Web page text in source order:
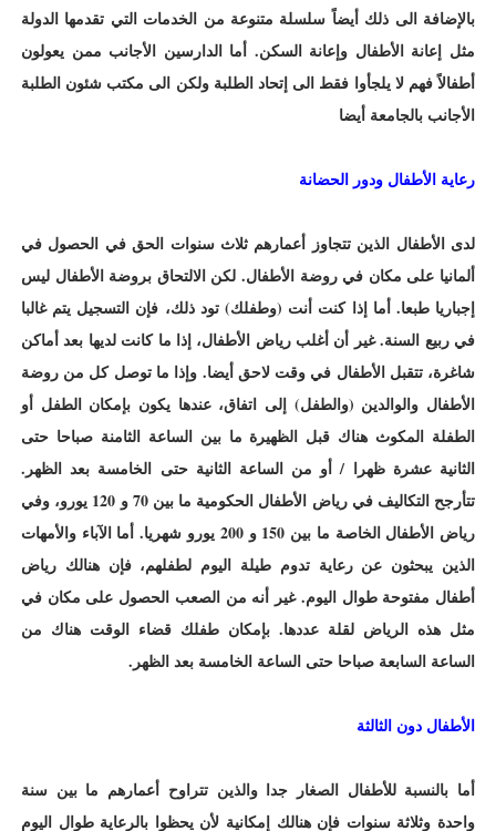
بالإضافة الى ذلك أيضاً سلسلة متنوعة من الخدمات التي تقدمها الدولة
مثل إعانة الأطفال وإعانة السكن. أما الدارسين الأجانب ممن يعولون
أطفالاً فهم لا يلجأوا فقط الى إتحاد الطلبة ولكن الى مكتب شئون الطلبة
الأجانب بالجامعة أيضا
رعاية الأطفال ودور الحضانة
لدى الأطفال الذين تتجاوز أعمارهم ثلاث سنوات الحق في الحصول في
ألمانيا على مكان في روضة الأطفال. لكن الالتحاق بروضة الأطفال ليس
إجباريا طبعا. أما إذا كنت أنت (وطفلك) تود ذلك، فإن التسجيل يتم غالبا
في ربيع السنة. غير أن أغلب رياض الأطفال، إذا ما كانت لديها بعد أماكن
شاغرة، تتقبل الأطفال في وقت لاحق أيضا. وإذا ما توصل كل من روضة
الأطفال والوالدين (والطفل) إلى اتفاق، عندها يكون بإمكان الطفل أو
الطفلة المكوث هناك قبل الظهيرة ما بين الساعة الثامنة صباحا حتى
الثانية عشرة ظهرا / أو من الساعة الثانية حتى الخامسة بعد الظهر.
تتأرجح التكاليف في رياض الأطفال الحكومية ما بين 70 و 120 يورو، وفي
رياض الأطفال الخاصة ما بين 150 و 200 يورو شهريا. أما الآباء والأمهات
الذين يبحثون عن رعاية تدوم طيلة اليوم لطفلهم، فإن هنالك رياض
أطفال مفتوحة طوال اليوم. غير أنه من الصعب الحصول على مكان في
مثل هذه الرياض لقلة عددها. بإمكان طفلك قضاء الوقت هناك من
الساعة السابعة صباحا حتى الساعة الخامسة بعد الظهر.
الأطفال دون الثالثة
أما بالنسبة للأطفال الصغار جدا والذين تتراوح أعمارهم ما بين سنة
واحدة وثلاثة سنوات فإن هنالك إمكانية لأن يحظوا بالرعاية طوال اليوم